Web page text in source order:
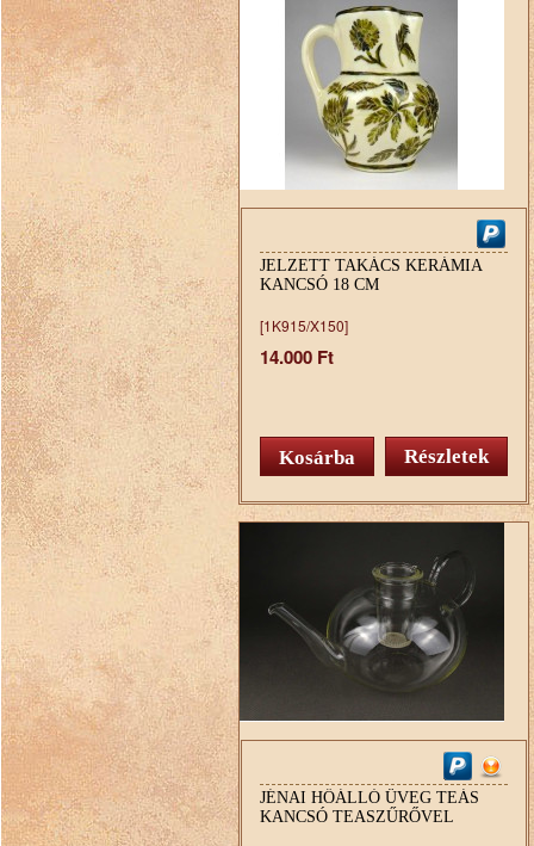
JELZETT TAKÁCS KERÁMIA
KANCSÓ 18 CM
[1K915/X150]
14.000 Ft
Részletek
JÉNAI HŐÁLLÓ ÜVEG TEÁS
KANCSÓ TEASZŰRŐVEL